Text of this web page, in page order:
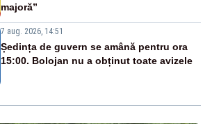
majoră”
7 aug. 2026, 14:51
Ședința de guvern se amână pentru ora
15:00. Bolojan nu a obținut toate avizele